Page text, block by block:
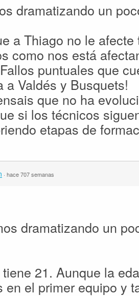
dramatizando un
a Thiago no le
como nos está
puntuales que
a Valdés y Busquets!
que no ha
si los técnicos
etapas de
· hace 707 semanas
dramatizando un
21. Aunque la
en el primer equipo y